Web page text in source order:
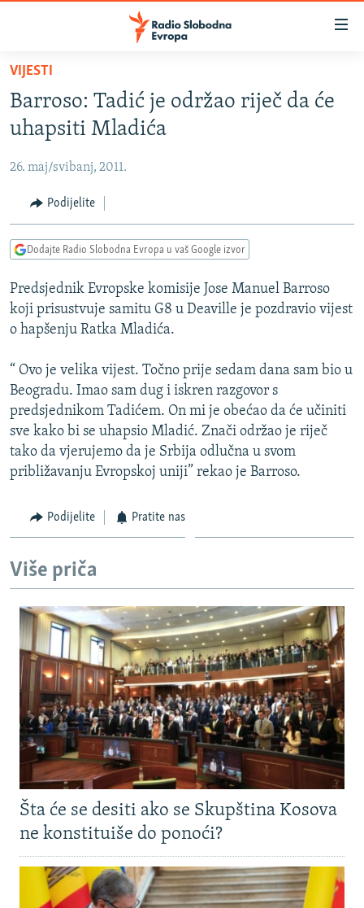
Pređite
glavni
sadržaj
na
navigaciju
Pređite
na
BOSNA I HERCEGOVINA
SRBIJA
KOSOVO
CRNA GORA
VIDEO
FOTOGALERIJE
INFOGRAFIKE
PODCASTI
RAT U UKRAJINI
KINA NA BALKANU
ISPRIČAJ MI
DNEVNO@RSE
SPECIJALI RSE
VIŠE OD NASLOVA
POPLAVE I KLIZIŠTA U BIH 2024.
POST SCRIPTUM
MOJA EVROPA
TRI DECENIJE OD RATA U BIH
SVE KARTE DEJTONA
NASTANAK I RASPAD JUGOSLAVIJE
Sve RFE/RL stranice
VIJESTI
Barroso: Tadić je održao riječ da će
uhapsiti Mladića
26. maj/svibanj, 2011.
Podijelite
Dodajte Radio Slobodna Evropa u vaš Google izvor
Predsjednik Evropske komisije Jose Manuel Barroso
koji prisustvuje samitu G8 u Deaville je pozdravio vijest
o hapšenju Ratka Mladića.
“ Ovo je velika vijest. Točno prije sedam dana sam bio u
Beogradu. Imao sam dug i iskren razgovor s
predsjednikom Tadićem. On mi je obećao da će učiniti
sve kako bi se uhapsio Mladić. Znači održao je riječ
tako da vjerujemo da je Srbija odlučna u svom
približavanju Evropskoj uniji” rekao je Barroso.
Podijelite Pratite nas
Više priča
Šta će se desiti ako se Skupština Kosova
ne konstituiše do ponoći?